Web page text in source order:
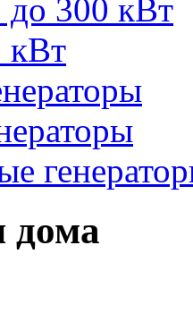
до 300 кВт
кВт
дома